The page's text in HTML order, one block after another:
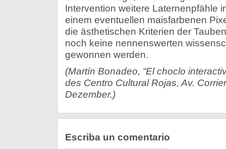
Intervention weitere Laternenpfähle
einem eventuellen maisfarbenen
die ästhetischen Kriterien der
noch keine nennenswerten
gewonnen werden.
(Martín Bonadeo, “El choclo
des Centro Cultural Rojas, Av.
Dezember.)
Escriba un comentario